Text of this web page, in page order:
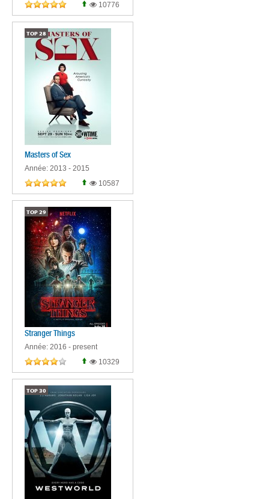
10776
TOP 28
Masters of Sex
Année: 2013 - 2015
10587
TOP 29
Stranger Things
Année: 2016 - present
10329
TOP 30